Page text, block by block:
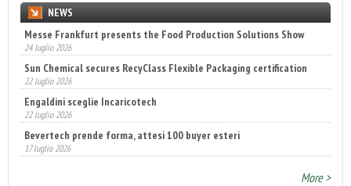
NEWS
Messe Frankfurt presents the Food Production Solutions Show
24 luglio 2026
Sun Chemical secures RecyClass Flexible Packaging certification
22 luglio 2026
Engaldini sceglie Incaricotech
22 luglio 2026
Bevertech prende forma, attesi 100 buyer esteri
17 luglio 2026
More >